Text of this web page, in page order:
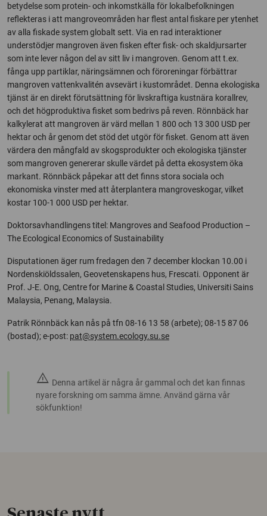
betydelse som protein- och inkomstkälla för lokalbefolkningen
reflekteras i att mangroveområden har flest antal fiskare per ytenhet
av alla fiskade system globalt sett. Via en rad interaktioner
understödjer mangroven även fisken efter fisk- och skaldjursarter
som inte lever någon del av sitt liv i mangroven. Genom att t.ex.
fånga upp partiklar, näringsämnen och föroreningar förbättrar
mangroven vattenkvalitén avsevärt i kustområdet. Denna ekologiska
tjänst är en direkt förutsättning för livskraftiga kustnära korallrev,
och det högproduktiva fisket som bedrivs på reven. Rönnbäck har
kalkylerat att mangroven är värd mellan 1 800 och 13 300 USD per
hektar och år genom det stöd det utgör för fisket. Genom att även
värdera den mångfald av skogsprodukter och ekologiska tjänster
som mangroven genererar skulle värdet på detta ekosystem öka
markant. Rönnbäck påpekar att det finns stora sociala och
ekonomiska vinster med att återplantera mangroveskogar, vilket
kostar 100-1 000 USD per hektar.
Doktorsavhandlingens titel: Mangroves and Seafood Production –
The Ecological Economics of Sustainability
Disputationen äger rum fredagen den 7 december klockan 10.00 i
Nordenskiöldssalen, Geovetenskapens hus, Frescati. Opponent är
Prof. J-E. Ong, Centre for Marine & Coastal Studies, Universiti Sains
Malaysia, Penang, Malaysia.
Patrik Rönnbäck kan nås på tfn 08-16 13 58 (arbete); 08-15 87 06
(bostad); e-post: pat@system.ecology.su.se
warning Denna artikel är några år gammal och det kan finnas
nyare forskning om samma ämne. Använd gärna vår
sökfunktion!